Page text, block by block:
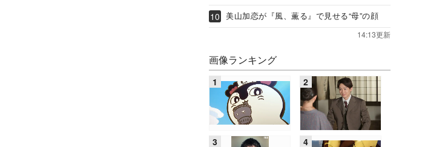
美山加恋が『風、薫る』で見せる“母”の顔
14:13更新
画像ランキング